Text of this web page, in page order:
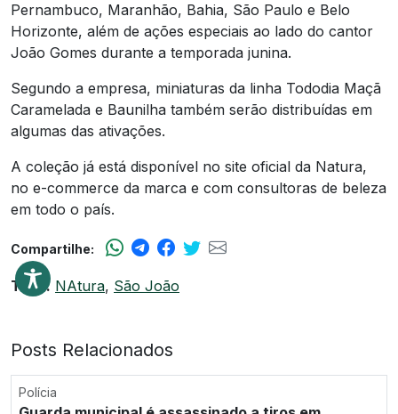
Pernambuco, Maranhão, Bahia, São Paulo e Belo
Horizonte, além de ações especiais ao lado do cantor
João Gomes durante a temporada junina.
Segundo a empresa, miniaturas da linha Tododia Maçã
Caramelada e Baunilha também serão distribuídas em
algumas das ativações.
A coleção já está disponível no site oficial da Natura,
no e-commerce da marca e com consultoras de beleza
em todo o país.
Compartilhe:
Tags: NAtura, São João
Posts Relacionados
Polícia